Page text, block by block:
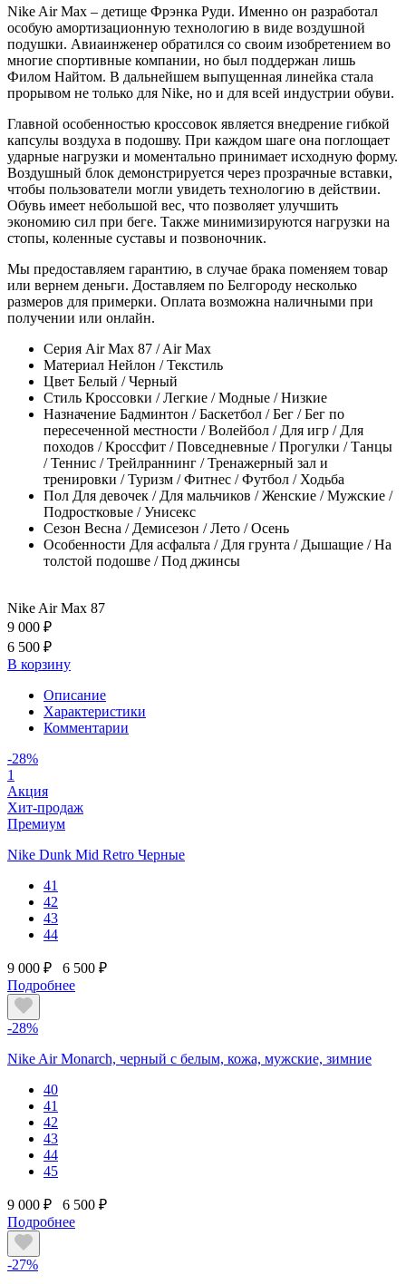
Nike Air Max – детище Фрэнка Руди. Именно он разработал
особую амортизационную технологию в виде воздушной
подушки. Авиаинженер обратился со своим изобретением во
многие спортивные компании, но был поддержан лишь
Филом Найтом. В дальнейшем выпущенная линейка стала
прорывом не только для Nike, но и для всей индустрии обуви.
Главной особенностью кроссовок является внедрение гибкой
капсулы воздуха в подошву. При каждом шаге она поглощает
ударные нагрузки и моментально принимает исходную форму.
Воздушный блок демонстрируется через прозрачные вставки,
чтобы пользователи могли увидеть технологию в действии.
Обувь имеет небольшой вес, что позволяет улучшить
экономию сил при беге. Также минимизируются нагрузки на
стопы, коленные суставы и позвоночник.
Мы предоставляем гарантию, в случае брака поменяем товар
или вернем деньги. Доставляем по Белгороду несколько
размеров для примерки. Оплата возможна наличными при
получении или онлайн.
Серия Air Max 87 / Air Max
Материал Нейлон / Текстиль
Цвет Белый / Черный
Стиль Кроссовки / Легкие / Модные / Низкие
Назначение Бадминтон / Баскетбол / Бег / Бег по
пересеченной местности / Волейбол / Для игр / Для
походов / Кроссфит / Повседневные / Прогулки / Танцы
/ Теннис / Трейлраннинг / Тренажерный зал и
тренировки / Туризм / Фитнес / Футбол / Ходьба
Пол Для девочек / Для мальчиков / Женские / Мужские /
Подростковые / Унисекс
Сезон Весна / Демисезон / Лето / Осень
Особенности Для асфальта / Для грунта / Дышащие / На
толстой подошве / Под джинсы
Nike Air Max 87
9 000 ₽
6 500 ₽
В корзину
Описание
Характеристики
Комментарии
-28%
1
Акция
Хит-продаж
Премиум
Nike Dunk Mid Retro Черные
41
42
43
44
9 000 ₽
6 500 ₽
Подробнее
-28%
Nike Air Monarch, черный с белым, кожа, мужские, зимние
40
41
42
43
44
45
9 000 ₽
6 500 ₽
Подробнее
-27%